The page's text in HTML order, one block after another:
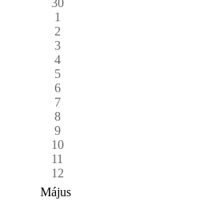
1
2
3
4
5
6
7
8
9
10
11
12
Május